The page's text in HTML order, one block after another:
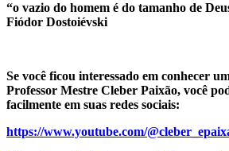
“o vazio do homem é do tamanho de
Fiódor Dostoiévski
Se você ficou interessado em conhecer
Professor Mestre Cleber Paixão, você
facilmente em suas redes sociais:
https://www.youtube.com/